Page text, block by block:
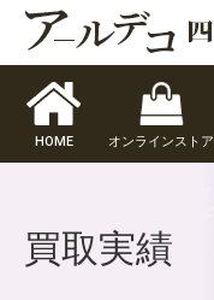
HOME オンラインストア
買取実績